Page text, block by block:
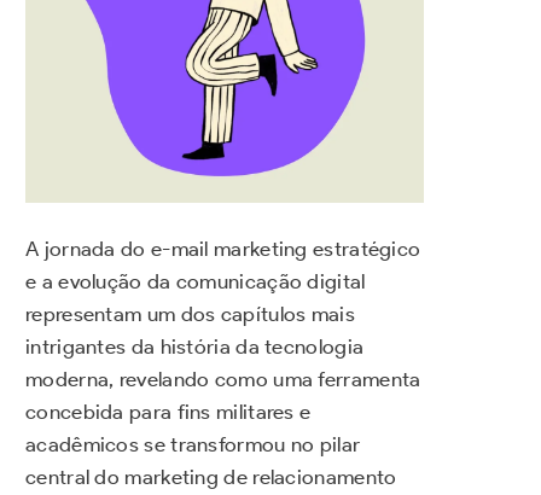
A jornada do e-mail marketing estratégico
e a evolução da comunicação digital
representam um dos capítulos mais
intrigantes da história da tecnologia
moderna, revelando como uma ferramenta
concebida para fins militares e
acadêmicos se transformou no pilar
central do marketing de relacionamento